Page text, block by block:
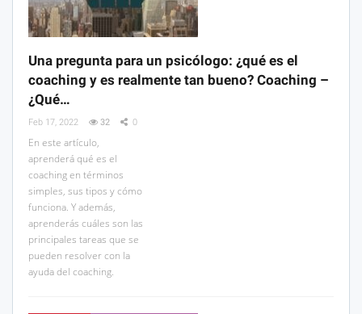
Una pregunta para un psicólogo: ¿qué es el
coaching y es realmente tan bueno? Coaching –
¿Qué…
Feb 17, 2022 32 0
En este artículo,
aprenderá qué es el
coaching en términos
simples, sus tipos y cómo
funciona. Y además,
aprenderás cuáles son las
principales tareas que se
pueden resolver con la
ayuda del coaching.